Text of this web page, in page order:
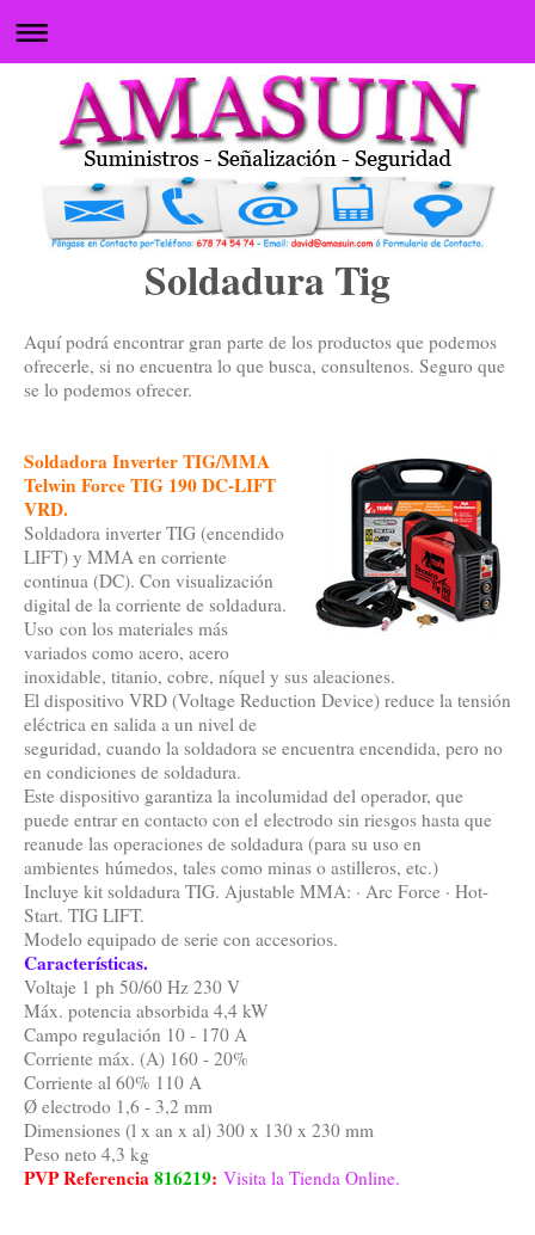
Soldadura Tig
Aquí podrá encontrar gran parte de los productos que podemos
ofrecerle, si no encuentra lo que busca, consultenos. Seguro que
se lo podemos ofrecer.
Soldadora Inverter TIG/MMA
Telwin Force TIG 190 DC-LIFT
VRD.
Soldadora inverter TIG (encendido
LIFT) y MMA en corriente
continua (DC). Con visualización
digital de la corriente de soldadura.
Uso con los materiales más
variados como acero, acero
inoxidable, titanio, cobre, níquel y sus aleaciones.
El dispositivo VRD (Voltage Reduction Device) reduce la tensión
eléctrica en salida a un nivel de
seguridad, cuando la soldadora se encuentra encendida, pero no
en condiciones de soldadura.
Este dispositivo garantiza la incolumidad del operador, que
puede entrar en contacto con el electrodo sin riesgos hasta que
reanude las operaciones de soldadura (para su uso en
ambientes húmedos, tales como minas o astilleros, etc.)
Incluye kit soldadura TIG. Ajustable MMA: · Arc Force · Hot-
Start. TIG LIFT.
Modelo equipado de serie con accesorios.
Características.
Voltaje 1 ph 50/60 Hz 230 V
Máx. potencia absorbida 4,4 kW
Campo regulación 10 - 170 A
Corriente máx. (A) 160 - 20%
Corriente al 60% 110 A
Ø electrodo 1,6 - 3,2 mm
Dimensiones (l x an x al) 300 x 130 x 230 mm
Peso neto 4,3 kg
PVP Referencia816219: Visita la Tienda Online.